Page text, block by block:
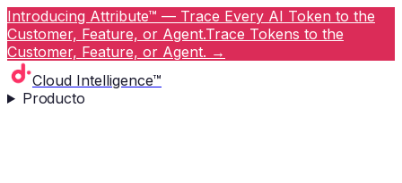
Introducing Attribute™ — Trace Every AI Token to the
Customer, Feature, or Agent.Trace Tokens to the
Customer, Feature, or Agent. →
Cloud Intelligence™
Producto